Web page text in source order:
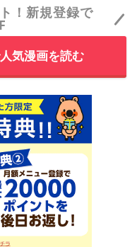
！新規登録で
気漫画を読む